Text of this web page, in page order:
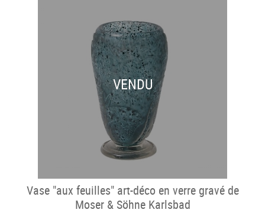
VENDU
Vase "aux feuilles" art-déco en verre gravé de
Moser & Söhne Karlsbad